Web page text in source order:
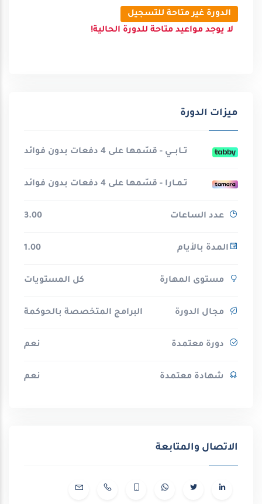
الدورة غير متاحة للتسجيل
لا يوجد مواعيد متاحة للدورة الحالية!
ميزات الدورة
تــابـــي - قسّمها على 4 دفعات بدون فوائد
تـمـارا - قسّمها على 4 دفعات بدون فوائد
عدد الساعات 3.00
المدة بالأيام 1.00
مستوى المهارة كل المستويات
مجال الدورة البرامج المتخصصة بالحوكمة
دورة معتمدة نعم
شهادة معتمدة نعم
الاتصال والمتابعة